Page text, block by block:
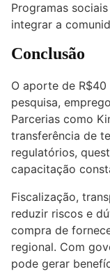
Programas
integrar a
Conclusão
O aporte de
pesquisa,
Parcerias como
transferência de
regulatórios,
capacitação
Fiscalização,
reduzir riscos e
compra de
regional. Com
pode gerar